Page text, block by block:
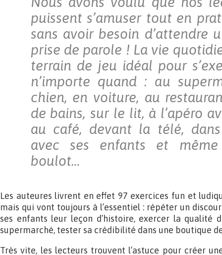
puissent s’amuser tout en
sans avoir besoin d’attendre
prise de parole ! La vie
terrain de jeu idéal pour
n’importe quand : au
chien, en voiture, au
de bains, sur le lit, à l’apéro
au café, devant la télé,
avec ses enfants et
boulot…
Les auteures livrent en effet 97 exercices fun et
mais qui vont toujours à l’essentiel : répéter un
ses enfants leur leçon d’histoire, exercer la qualité
supermarché, tester sa crédibilité dans une boutique
Très vite, les lecteurs trouvent l’astuce pour créer